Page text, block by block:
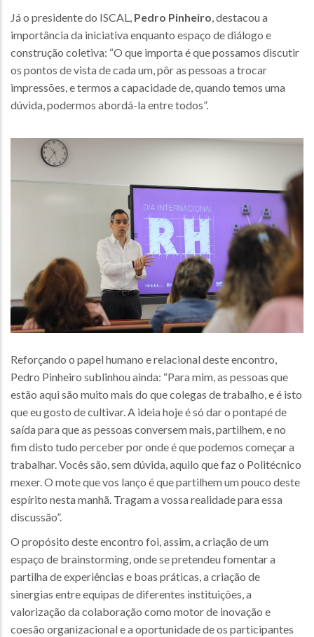
Já o presidente do ISCAL, Pedro Pinheiro , destacou a
importância da iniciativa enquanto espaço de diálogo e
construção coletiva: “O que importa é que possamos discutir
os pontos de vista de cada um, pôr as pessoas a trocar
impressões, e termos a capacidade de, quando temos uma
dúvida, podermos abordá-la entre todos”.
Reforçando o papel humano e relacional deste encontro,
Pedro Pinheiro sublinhou ainda: “Para mim, as pessoas que
estão aqui são muito mais do que colegas de trabalho, e é isto
que eu gosto de cultivar. A ideia hoje é só dar o pontapé de
saída para que as pessoas conversem mais, partilhem, e no
fim disto tudo perceber por onde é que podemos começar a
trabalhar. Vocês são, sem dúvida, aquilo que faz o Politécnico
mexer. O mote que vos lanço é que partilhem um pouco deste
espírito nesta manhã. Tragam a vossa realidade para essa
discussão”.
O propósito deste encontro foi, assim, a criação de um
espaço de brainstorming, onde se pretendeu fomentar a
partilha de experiências e boas práticas, a criação de
sinergias entre equipas de diferentes instituições, a
valorização da colaboração como motor de inovação e
coesão organizacional e a oportunidade de os participantes